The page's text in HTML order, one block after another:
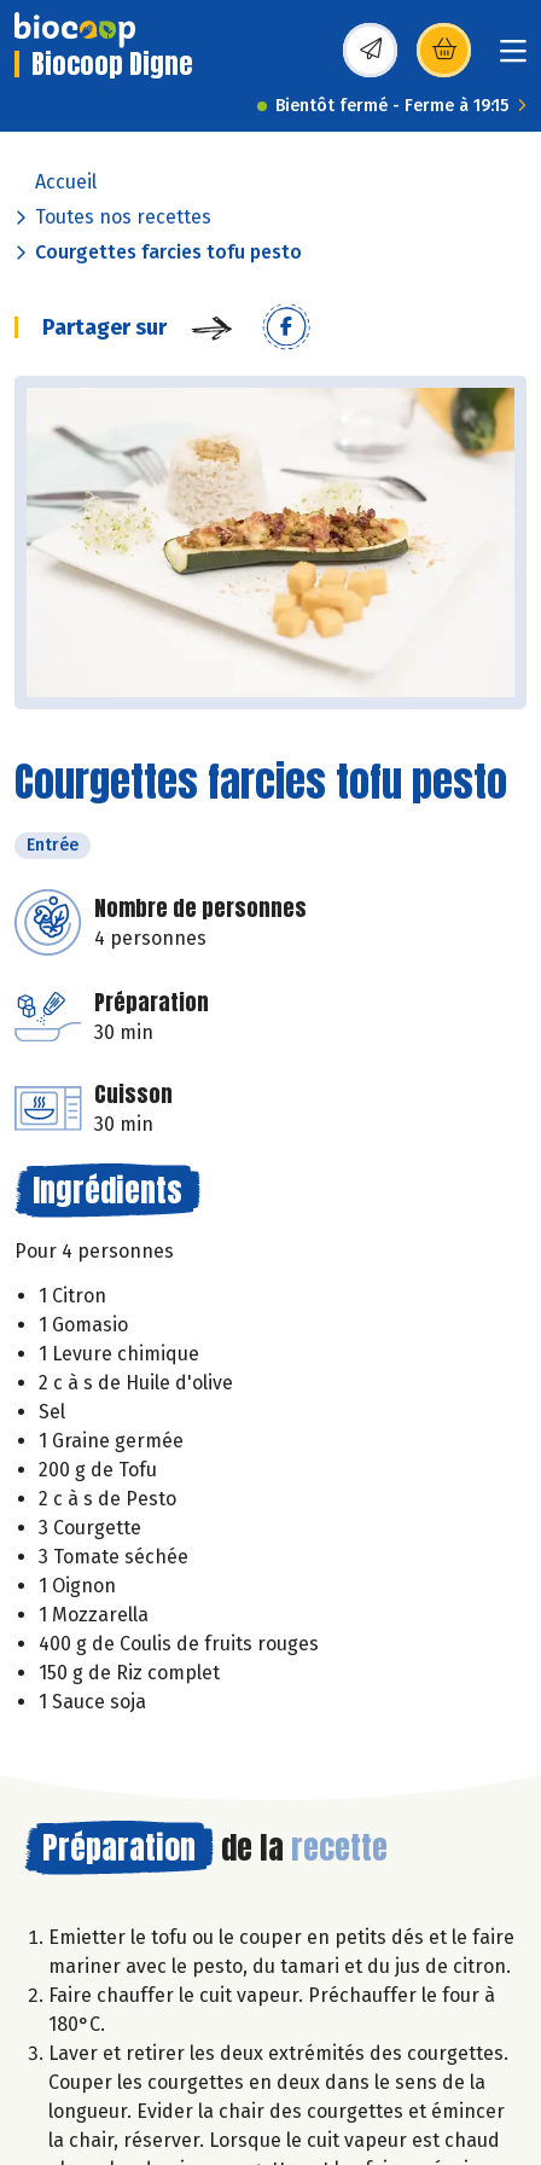
Biocoop Digne (s’ouvre dans une
Bientôt fermé - Ferme à 19:15
Accueil
Toutes nos recettes
Courgettes farcies tofu pesto
Partager sur
Courgettes farcies tofu pesto
Entrée
Nombre de personnes
4 personnes
Préparation
30 min
Cuisson
30 min
Ingrédients
Pour 4 personnes
1 Citron
1 Gomasio
1 Levure chimique
2 c à s de Huile d'olive
Sel
1 Graine germée
200 g de Tofu
2 c à s de Pesto
3 Courgette
3 Tomate séchée
1 Oignon
1 Mozzarella
400 g de Coulis de fruits rouges
150 g de Riz complet
1 Sauce soja
Préparation de la recette
Emietter le tofu ou le couper en petits dés et le faire
mariner avec le pesto, du tamari et du jus de citron.
Faire chauffer le cuit vapeur. Préchauffer le four à
180°C.
Laver et retirer les deux extrémités des courgettes.
Couper les courgettes en deux dans le sens de la
longueur. Evider la chair des courgettes et émincer
la chair, réserver. Lorsque le cuit vapeur est chaud